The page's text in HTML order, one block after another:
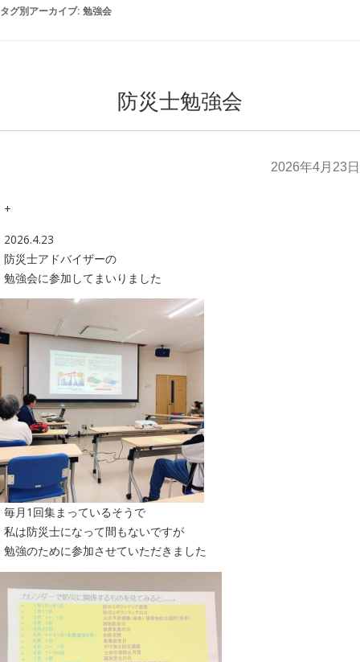
タグ別アーカイブ: 勉強会
防災士勉強会
2026年4月23日
+
2026.4.23
防災士アドバイザーの
勉強会に参加してまいりました
毎月1回集まっているそうで
私は防災士になって間もないですが
勉強のために参加させていただきました